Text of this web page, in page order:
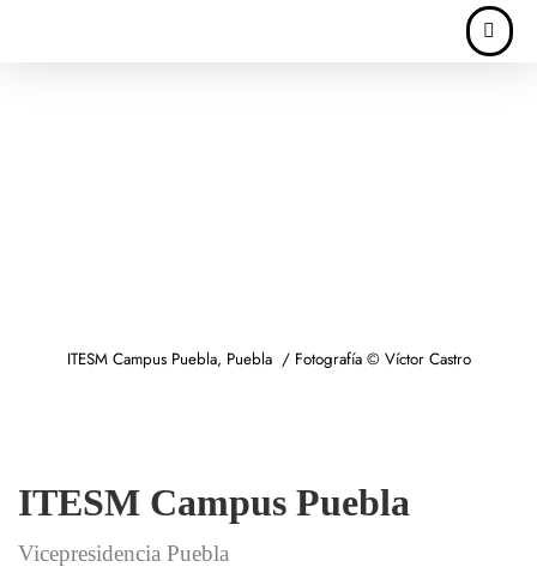
ITESM Campus Puebla, Puebla / Fotografía © Víctor Castro
ITESM Campus Puebla
Vicepresidencia Puebla